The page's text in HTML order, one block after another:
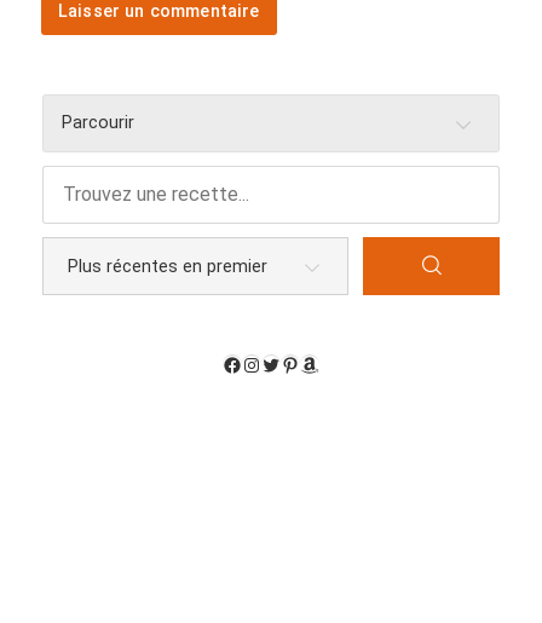
Parcourir